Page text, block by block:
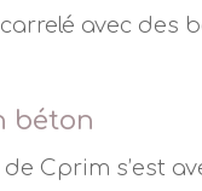
avec
béton
Cprim s’est